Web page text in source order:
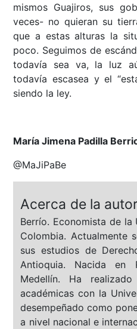
mismos Guajiros, sus
veces- no quieran su
que a estas alturas la
poco. Seguimos de
todavía sea va, la luz
todavía escasea y el
siendo la ley.
María Jimena Padilla
@MaJiPaBe
Acerca de la
Berrío. Economista de
Colombia. Actualmente
sus estudios de
Antioquia. Nacida en
Medellín. Ha
académicas con la
desempeñado como
a nivel nacional e